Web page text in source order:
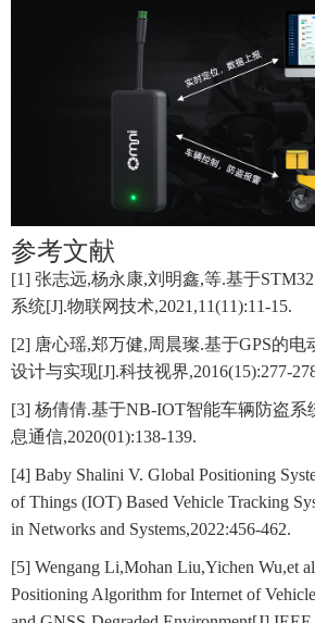
参考文献
[1] 张志远,杨永康,刘明鑫,等.基于
系统[J].物联网技术,2021,11(11):11-15.
[2] 唐心瑶,郑万健,周晨璨.基于GPS的电
设计与实现[J].科技视界,2016(15):277-
[3] 杨倩倩.基于NB-IOT智能车辆防盗系
息通信,2020(01):138-139.
[4] Baby Shalini V. Global Positioning
of Things (IOT) Based Vehicle Tracking
in Networks and Systems,2022:456-462.
[5] Wengang Li,Mohan Liu,Yichen Wu,et
Positioning Algorithm for Internet of